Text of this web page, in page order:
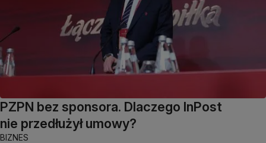
PZPN bez sponsora. Dlaczego InPost
nie przedłużył umowy?
BIZNES